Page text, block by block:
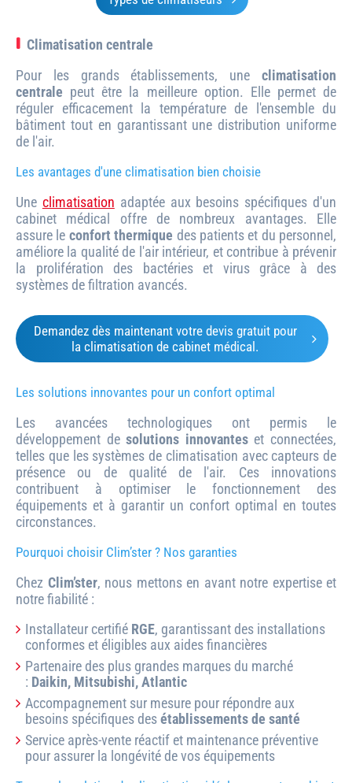
Climatisation centrale
Pour les grands établissements, une climatisation
centrale peut être la meilleure option. Elle permet de
réguler efficacement la température de l'ensemble du
bâtiment tout en garantissant une distribution uniforme
de l'air.
Les avantages d'une climatisation bien choisie
Une climatisation adaptée aux besoins spécifiques d'un
cabinet médical offre de nombreux avantages. Elle
assure le confort thermique des patients et du personnel,
améliore la qualité de l'air intérieur, et contribue à prévenir
la prolifération des bactéries et virus grâce à des
systèmes de filtration avancés.
Demandez dès maintenant votre devis gratuit pour
la climatisation de cabinet médical.
Les solutions innovantes pour un confort optimal
Les avancées technologiques ont permis le
développement desolutions innovanteset connectées,
telles que les systèmes de climatisation avec capteurs de
présence ou de qualité de l'air. Ces innovations
contribuent à optimiser le fonctionnement des
équipements et à garantir un confort optimal en toutes
circonstances.
Pourquoi choisir Clim’ster ? Nos garanties
Chez Clim’ster, nous mettons en avant notre expertise et
notre fiabilité :
Installateur certifié RGE, garantissant des installations
conformes et éligibles aux aides financières
Partenaire des plus grandes marques du marché
: Daikin, Mitsubishi, Atlantic
Accompagnement sur mesure pour répondre aux
besoins spécifiques desétablissements de santé
Service après-vente réactif et maintenance préventive
pour assurer la longévité de vos équipements